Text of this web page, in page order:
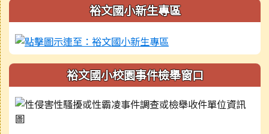
裕文國小新生專區
裕文國小校園事件檢舉窗口